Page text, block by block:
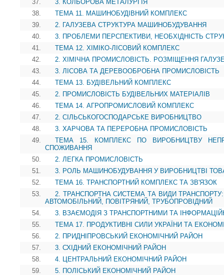
37.
3. КОЛЬОРОВА МЕТАЛУРГІЯ
38.
ТЕМА 11. МАШИНОБУДІВНИЙ КОМПЛЕКС
39.
2. ГАЛУЗЕВА СТРУКТУРА МАШИНОБУДУВАННЯ
40.
3. ПРОБЛЕМИ ПЕРСПЕКТИВИ, НЕОБХІДНІСТЬ
41.
ТЕМА 12. ХІМІКО-ЛІСОВИЙ КОМПЛЕКС
42.
2. ХІМІЧНА ПРОМИСЛОВІСТЬ. РОЗМІЩЕННЯ
43.
3. ЛІСОВА ТА ДЕРЕВООБРОБНА ПРОМИСЛОВІСТЬ
44.
ТЕМА 13. БУДІВЕЛЬНИЙ КОМПЛЕКС
45.
2. ПРОМИСЛОВІСТЬ БУДІВЕЛЬНИХ МАТЕРІАЛІВ
46.
ТЕМА 14. АГРОПРОМИСЛОВИЙ КОМПЛЕКС
47.
2. СІЛЬСЬКОГОСПОДАРСЬКЕ ВИРОБНИЦТВО
48.
3. ХАРЧОВА ТА ПЕРЕРОБНА ПРОМИСЛОВІСТЬ
49.
ТЕМА 15. КОМПЛЕКС ПО ВИРОБНИЦТВУ
СПОЖИВАННЯ
50.
2. ЛЕГКА ПРОМИСЛОВІСТЬ
51.
3. РОЛЬ МАШИНОБУДУВАННЯ У ВИРОБНИЦТВІ
52.
ТЕМА 16. ТРАНСПОРТНИЙ КОМПЛЕКС ТА ЗВ'ЯЗОК
53.
2. ТРАНСПОРТНА СИСТЕМА ТА ВИДИ
АВТОМОБІЛЬНИЙ, ПОВІТРЯНИЙ, ТРУБОПРОВІДНИЙ
54.
3. ВЗАЄМОДІЯ З ТРАНСПОРТНИМИ ТА
55.
ТЕМА 17. ПРОДУКТИВНІ СИЛИ УКРАЇНИ ТА
56.
2. ПРИДНІПРОВСЬКИЙ ЕКОНОМІЧНИЙ РАЙОН
57.
3. СХІДНИЙ ЕКОНОМІЧНИЙ РАЙОН
58.
4. ЦЕНТРАЛЬНИЙ ЕКОНОМІЧНИЙ РАЙОН
59.
5. ПОЛІСЬКИЙ ЕКОНОМІЧНИЙ РАЙОН